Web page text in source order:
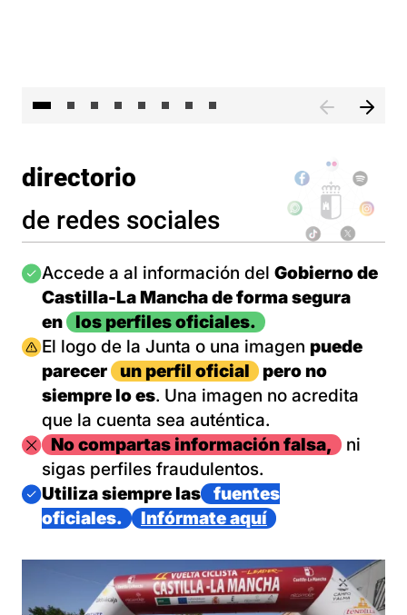
directorio
de redes sociales
Imagen
Accede a al información del Gobierno de
Castilla-La Mancha de forma segura
en
los perfiles oficiales.
Imagen
El logo de la Junta o una imagen puede
parecer
un perfil oficial
pero no
siempre lo es. Una imagen no acredita
que la cuenta sea auténtica.
ImagenNo compartas información falsa,
ni
sigas perfiles fraudulentos.
Imagen
Utiliza siempre las
fuentes
oficiales.
Infórmate aquí